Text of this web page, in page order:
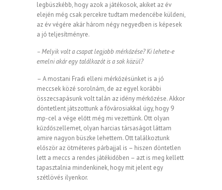
legbüszkébb, hogy azok a játékosok, akiket az év
elején még csak percekre tudtam medencébe küldeni,
az év végére akár három négy negyedben is képesek
a jó teljesítményre.
– Melyik volt a csapat legjobb mérkőzése? Ki lehete-e
emelni akár egy találkozót is a sok közül?
– A mostani Fradi elleni mérkőzésünket is a jó
meccsek közé sorolnám, de az egyel korábbi
összecsapásunk volt talán az idény mérkőzése. Akkor
döntetlent játszottunk a fővárosiakkal úgy, hogy 9
mp-cel a vége előtt még mi vezettünk. Ott olyan
kűzdőszellemet, olyan harcias társaságot láttam
amire nagyon büszke lehettem. Ott találkoztunk
először az ötméteres párbajjal is – hiszen döntetlen
lett a meccs a rendes játékidőben – azt is meg kellett
tapasztalnia mindenkinek, hogy mit jelent egy
szétlövés ilyenkor.